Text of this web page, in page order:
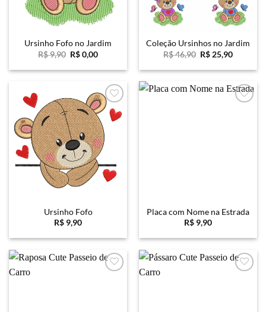
Ursinho Fofo no Jardim
R$9,90 O
preço
original
R$0,00O
atual
R$ 0,00.
Coleção Ursinhos no Jardim
R$46,90 O
original
R$ 46,90.
R$ 25,90O
atual
R$
Favoritar
Ursinho Fofo
R$ 9,90
Placa com Nome na Estrada
R$ 9,90